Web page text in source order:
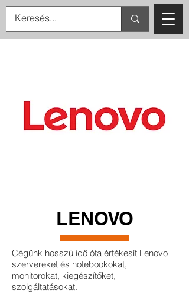
LENOVO
Cégünk hosszú idő óta értékesít Lenovo
szervereket és notebookokat,
monitorokat, kiegészítőket,
szolgáltatásokat.